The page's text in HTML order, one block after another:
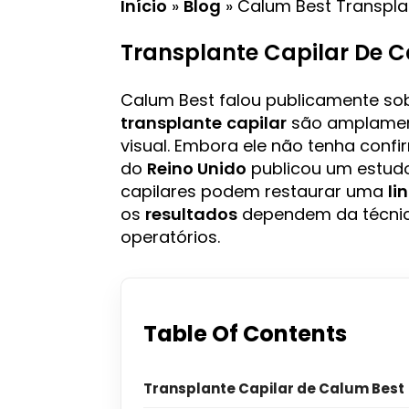
Início » Blog » Calum Best
Transplante Capilar De
Calum Best falou publicamente
transplante capilar são
visual. Embora ele não tenha
do Reino Unido publicou um
capilares podem restaurar uma
os resultados dependem da
operatórios.
Table Of Contents
Transplante Capilar de Calum Best